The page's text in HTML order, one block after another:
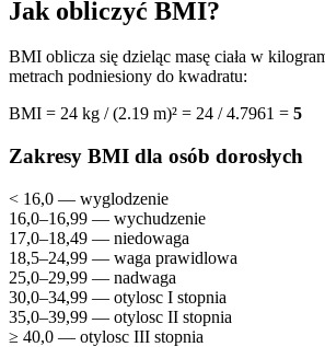
Jak obliczyć BMI?
BMI oblicza się dzieląc masę ciała w
metrach podniesiony do kwadratu:
BMI = 24 kg / (2.19 m)² = 24 / 4.7961 = 5
Zakresy BMI dla osób dorosłych
< 16,0 — wyglodzenie
16,0–16,99 — wychudzenie
17,0–18,49 — niedowaga
18,5–24,99 — waga prawidlowa
25,0–29,99 — nadwaga
30,0–34,99 — otylosc I stopnia
35,0–39,99 — otylosc II stopnia
≥ 40,0 — otylosc III stopnia